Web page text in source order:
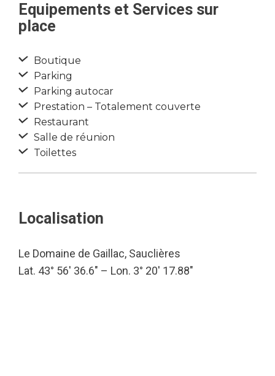
Equipements et Services sur
place
Boutique
Parking
Parking autocar
Prestation – Totalement couverte
Restaurant
Salle de réunion
Toilettes
Localisation
Le Domaine de Gaillac, Sauclières
Lat. 43° 56′ 36.6″ – Lon. 3° 20′ 17.88″